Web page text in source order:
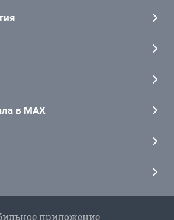
в MAX
приложение